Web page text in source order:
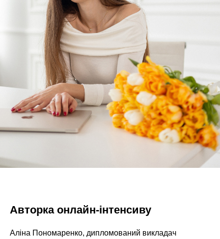
Авторка онлайн-інтенсиву
Аліна Пономаренко, дипломований викладач